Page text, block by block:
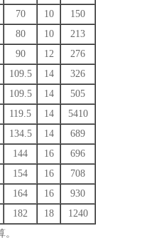
70 10
150
80 10
213
90 12
276
109.5 14
326
109.5 14
505
119.5 14
5410
134.5 14
689
144 16
696
154 16
708
164 16
930
182 18
1240